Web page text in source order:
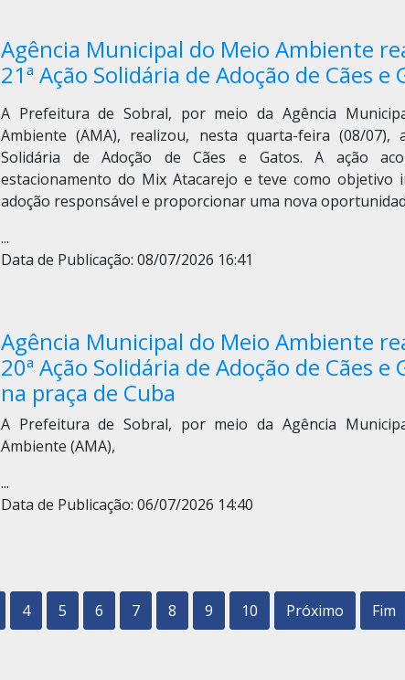
Agência Municipal do Meio Ambiente
21ª Ação Solidária de Adoção de Cães e
A Prefeitura de Sobral, por meio da Agência
Ambiente (AMA), realizou, nesta quarta-feira (08/07),
Solidária de Adoção de Cães e Gatos. A ação
estacionamento do Mix Atacarejo e teve como objetivo
adoção responsável e proporcionar uma nova
...
Data de Publicação: 08/07/2026 16:41
Agência Municipal do Meio Ambiente
20ª Ação Solidária de Adoção de Cães e
na praça de Cuba
A Prefeitura de Sobral, por meio da Agência
Ambiente (AMA),
...
Data de Publicação: 06/07/2026 14:40
4 5 6 7 8 9 10 Próximo Fim